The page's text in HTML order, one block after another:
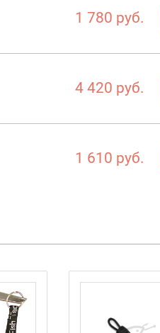
1 780 руб.
4 420 руб.
1 610 руб.